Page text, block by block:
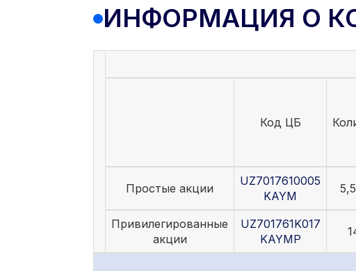
ИНФОРМАЦИЯ О
Код ЦБ
Простые акции
UZ7017610005
KAYM
Привилегированные
акции
UZ701761K017
KAYMP